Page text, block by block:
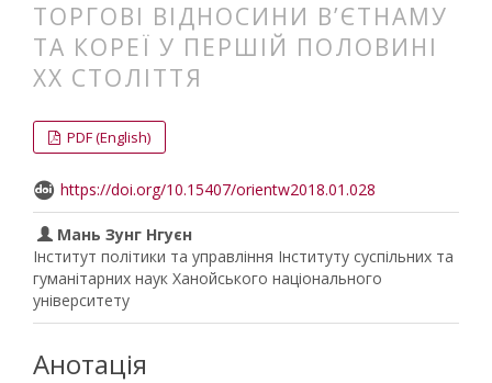
ТОРГОВІ ВІДНОСИНИ В’ЄТНАМУ
ТА КОРЕЇ У ПЕРШІЙ ПОЛОВИНІ
XX СТОЛІТТЯ
PDF (English)
https://doi.org/10.15407/orientw2018.01.028
Мань Зунг Нгуєн
Інститут політики та управління Інституту суспільних та
гуманітарних наук Ханойського національного
університету
Анотація